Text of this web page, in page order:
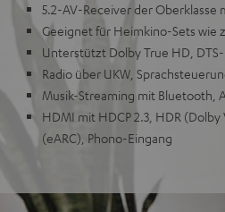
5.2-AV-Receiver der Oberklasse
Geeignet für Heimkino-Sets wie
Unterstützt Dolby True HD,
Radio über UKW,
Musik-Streaming mit Bluetooth,
HDMI mit HDCP 2.3, HDR
(eARC), Phono-Eingang